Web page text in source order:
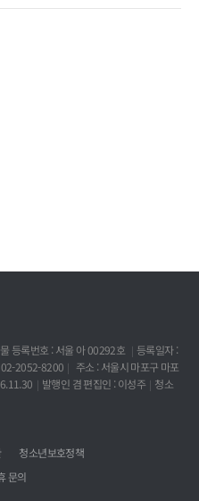
등록번호 : 서울 아 00292호
등록일자 :
02-2052-8200
주소 : 서울시 마포구 마포
발행인 겸 편집인 : 이성주
청소
청소년보호정책
문의